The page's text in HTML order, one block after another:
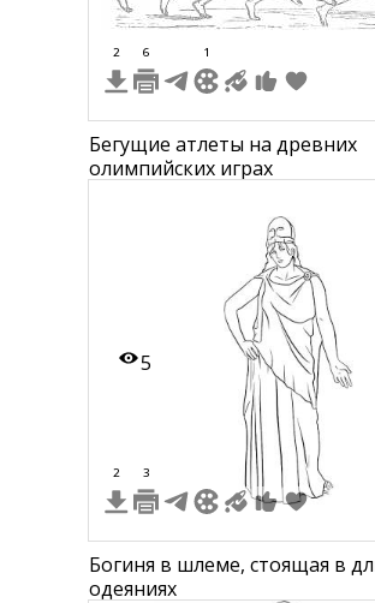
2 6 1
Бегущие атлеты на древних
олимпийских играх
5
2 3
Богиня в шлеме, стоящая в
одеяниях